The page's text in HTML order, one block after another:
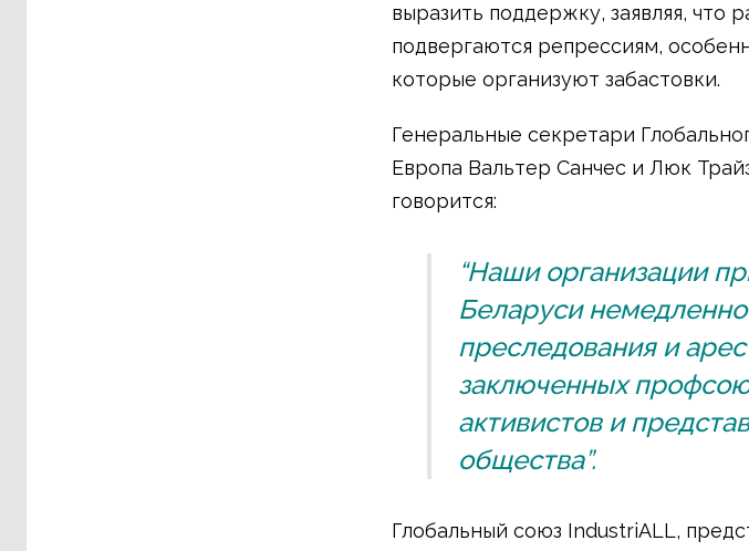
выразить поддержку, заявляя, что
подвергаются репрессиям,
которые организуют забастовки.
Генеральные секретари
Европа Вальтер Санчес и Люк
говорится:
“Наши организации
Беларуси
преследования и
заключенных
активистов и
общества”.
Глобальный союз IndustriALL,